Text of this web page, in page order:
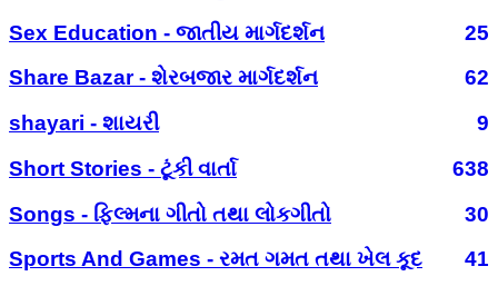
Sex Education - જાતીય માર્ગદર્શન
25
Share Bazar - શેરબજાર માર્ગદર્શન
62
shayari - શાયરી
9
Short Stories - ટૂંકી વાર્તા
638
Songs - ફિલ્મના ગીતો તથા લોકગીતો
30
Sports And Games - રમત ગમત તથા ખેલ કૂદ
41